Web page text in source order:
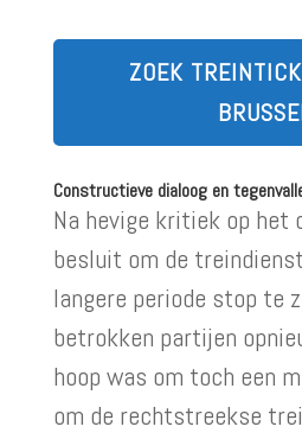
ZOEK
Constructieve dialoog en
Na hevige kritiek op het
besluit om de
langere periode stop te
betrokken partijen
hoop was om toch een
om de rechtstreekse